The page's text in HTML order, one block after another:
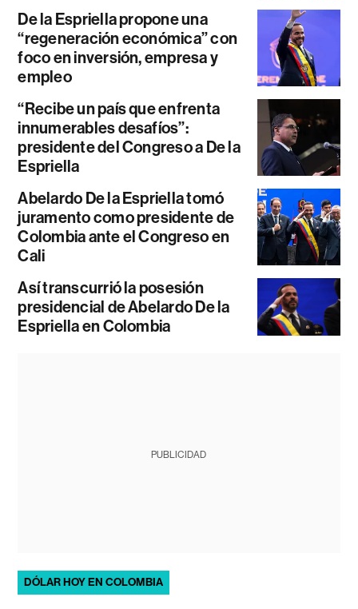
De la Espriella propone una
“regeneración económica” con
foco en inversión, empresa y
empleo
“Recibe un país que enfrenta
innumerables desafíos”:
presidente del Congreso a De la
Espriella
Abelardo De la Espriella tomó
juramento como presidente de
Colombia ante el Congreso en
Cali
Así transcurrió la posesión
presidencial de Abelardo De la
Espriella en Colombia
PUBLICIDAD
DÓLAR HOY EN COLOMBIA